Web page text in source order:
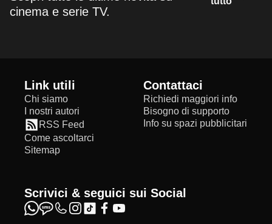
cinema e serie TV.
Link utili
Chi siamo
I nostri autori
RSS Feed
Come ascoltarci
Sitemap
Contattaci
Richiedi maggiori info
Bisogno di supporto
Info su spazi pubblicitari
Scrivici & seguici sui Social